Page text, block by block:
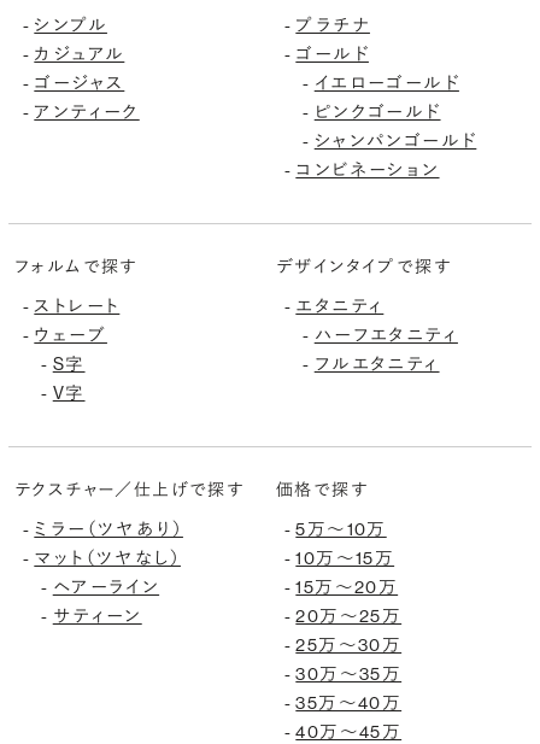
- シンプル
- カジュアル
- ゴージャス
- アンティーク
- プラチナ
- ゴールド
- イエローゴールド
- ピンクゴールド
- シャンパンゴールド
- コンビネーション
フォルムで探す
- ストレート
- ウェーブ
- S字
- V字
デザインタイプで探す
- エタニティ
- ハーフエタニティ
- フルエタニティ
テクスチャー／仕上げで探す
- ミラー（ツヤあり）
- マット（ツヤなし）
- ヘアーライン
- サティーン
価格で探す
-5万〜10万
-10万〜15万
-15万〜20万
-20万〜25万
-25万〜30万
-30万〜35万
-35万〜40万
-40万〜45万